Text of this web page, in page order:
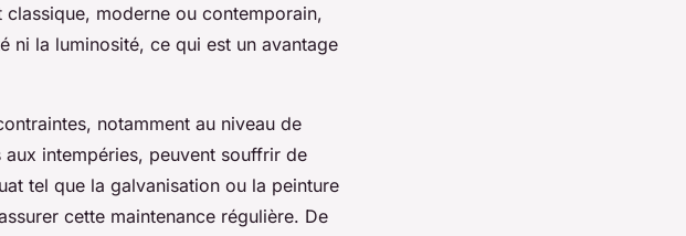
classique, moderne ou contemporain,
ni la luminosité, ce qui est un avantage
notamment au niveau de
aux intempéries, peuvent souffrir de
tel que la galvanisation ou la peinture
cette maintenance régulière. De